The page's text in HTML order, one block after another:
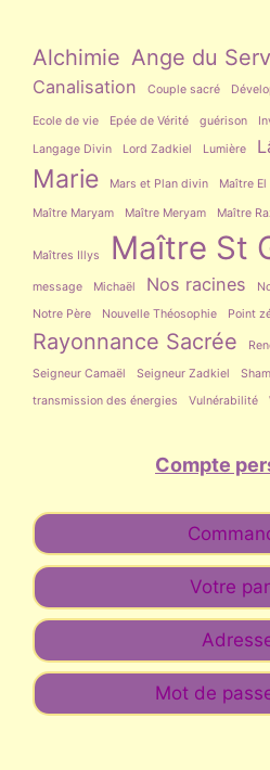
Alchimie Ange du
Canalisation Couple sacré
Ecole de vie Epée de Vérité guérison
Langage Divin Lord Zadkiel Lumière
Marie Mars et Plan divin Maître El
Maître Maryam Maître Meryam Maître
Maîtres Illys Maître St
message Michaël Nos racines
Notre Père Nouvelle Théosophie Point
Rayonnance Sacrée
Seigneur Camaël
Seigneur Zadkiel
transmission des énergies Vulnérabilité
Compte
Votre
Mot de